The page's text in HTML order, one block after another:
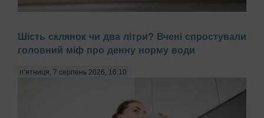
звинувачуючи в цьому брак вітамінів або погану якість
гель-лаку. Проте причиною часто є побутова хімія,
з використанням агресивних мийних за...
Шість склянок чи два літри? Вчені спростували
головний міф про денну норму води
п’ятниця, 7 серпень 2026, 16:10